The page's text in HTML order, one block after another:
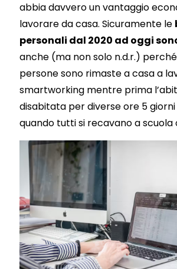
abbia davvero un vantaggio
lavorare da casa. Sicuramente le
personali dal 2020 ad oggi
anche (ma non solo n.d.r.)
persone sono rimaste a casa a
smartworking mentre prima
disabitata per diverse ore 5
quando tutti si recavano a scuola